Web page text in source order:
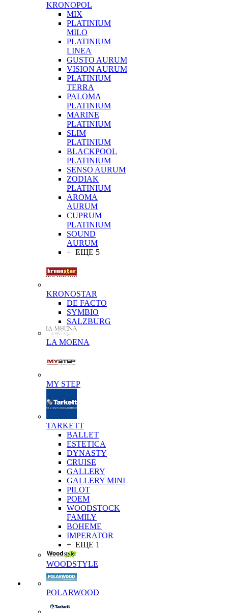
KRONOPOL
MIX
PLATINIUM
MILO
PLATINIUM
LINEA
GUSTO AURUM
VISION AURUM
PLATINIUM
TERRA
PALOMA
PLATINIUM
MARINE
PLATINIUM
SLIM
PLATINIUM
BLACKPOOL
PLATINIUM
SENSO AURUM
ZODIAK
PLATINIUM
AROMA
AURUM
CUPRUM
PLATINIUM
SOUND
AURUM
+ ЕЩЕ 5
KRONOSTAR
DE FACTO
SYMBIO
SALZBURG
LA MOENA
MY STEP
TARKETT
BALLET
ESTETICA
DYNASTY
CRUISE
GALLERY
GALLERY MINI
PILOT
POEM
WOODSTOCK
FAMILY
BOHEME
IMPERATOR
+ ЕЩЕ 1
WOODSTYLE
POLARWOOD